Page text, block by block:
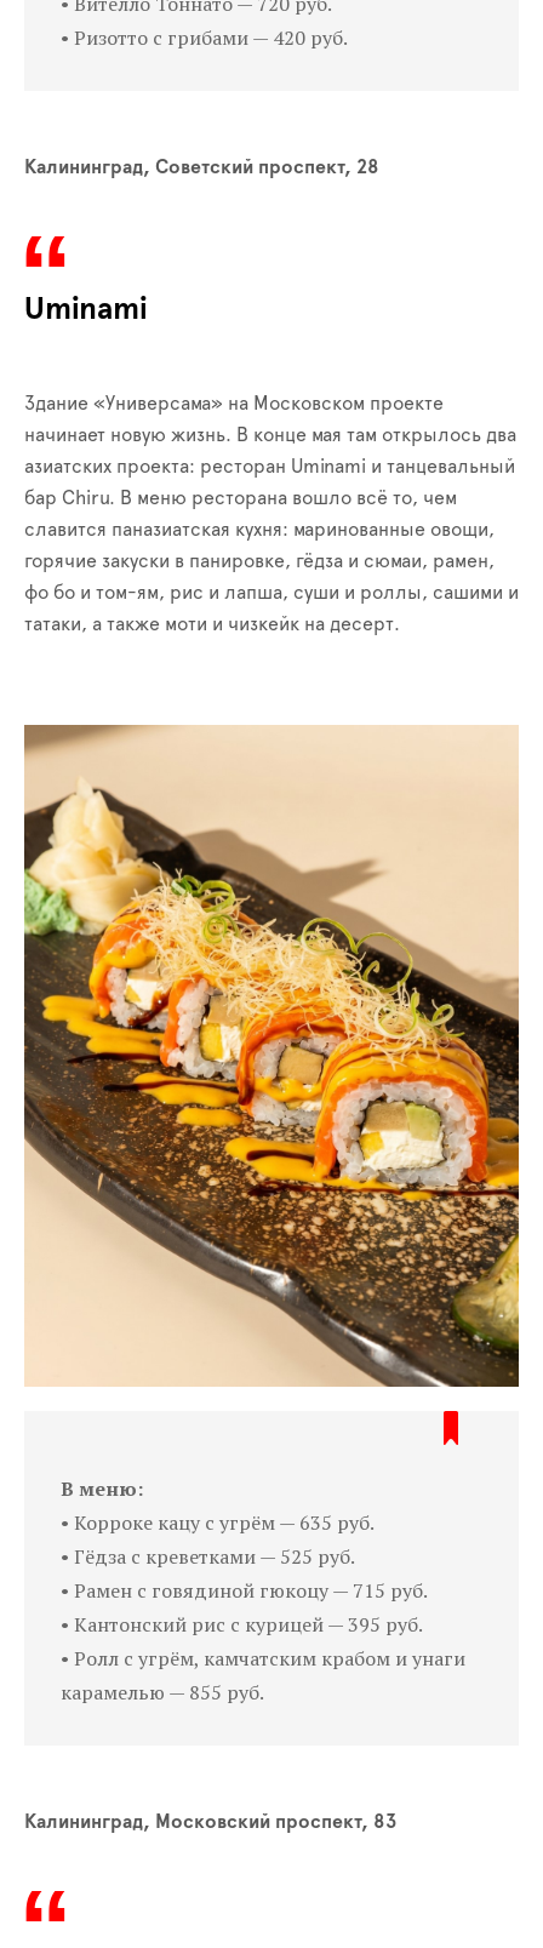
• Ризотто с грибами — 420 руб.
Калининград, Советский проспект, 28
Uminami
Здание «Универсама» на Московском проекте
начинает новую жизнь. В конце мая там открылось два
азиатских проекта: ресторан Uminami и танцевальный
бар Chiru. В меню ресторана вошло всё то, чем
славится паназиатская кухня: маринованные овощи,
горячие закуски в панировке, гёдза и сюмаи, рамен,
фо бо и том-ям, рис и лапша, суши и роллы, сашими и
татаки, а также моти и чизкейк на десерт.
В меню:
• Корроке кацу с угрём — 635 руб.
• Гёдза с креветками — 525 руб.
• Рамен с говядиной гюкоцу — 715 руб.
• Кантонский рис с курицей — 395 руб.
• Ролл с угрём, камчатским крабом и унаги
карамелью — 855 руб.
Калининград, Московский проспект, 83